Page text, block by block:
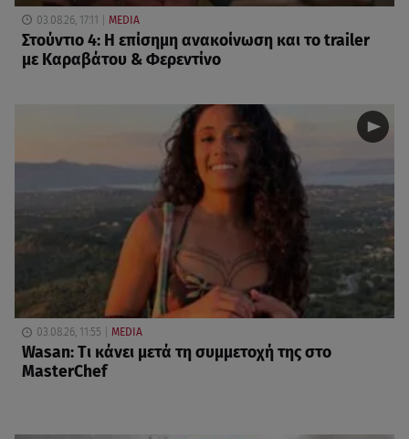
03.08.26, 17:11 MEDIA
Στούντιο 4: Η επίσημη ανακοίνωση και το trailer
με Καραβάτου & Φερεντίνο
03.08.26, 11:55 MEDIA
Wasan: Tι κάνει μετά τη συμμετοχή της στο
MasterChef